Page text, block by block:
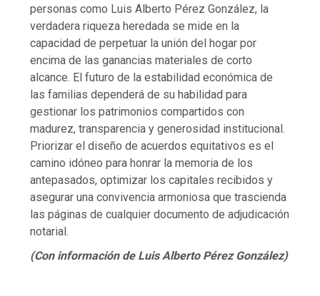
personas como Luis Alberto Pérez González, la
verdadera riqueza heredada se mide en la
capacidad de perpetuar la unión del hogar por
encima de las ganancias materiales de corto
alcance. El futuro de la estabilidad económica de
las familias dependerá de su habilidad para
gestionar los patrimonios compartidos con
madurez, transparencia y generosidad institucional.
Priorizar el diseño de acuerdos equitativos es el
camino idóneo para honrar la memoria de los
antepasados, optimizar los capitales recibidos y
asegurar una convivencia armoniosa que trascienda
las páginas de cualquier documento de adjudicación
notarial.
(Con información de Luis Alberto Pérez González)